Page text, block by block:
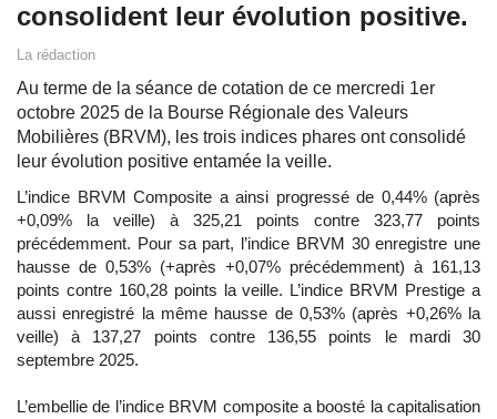
consolident leur évolution positive.
La rédaction
Au terme de la séance de cotation de ce mercredi 1er
octobre 2025 de la Bourse Régionale des Valeurs
Mobilières (BRVM), les trois indices phares ont consolidé
leur évolution positive entamée la veille.
L’indice BRVM Composite a ainsi progressé de 0,44% (après
+0,09% la veille) à 325,21 points contre 323,77 points
précédemment. Pour sa part, l’indice BRVM 30 enregistre une
hausse de 0,53% (+après +0,07% précédemment) à 161,13
points contre 160,28 points la veille. L’indice BRVM Prestige a
aussi enregistré la même hausse de 0,53% (après +0,26% la
veille) à 137,27 points contre 136,55 points le mardi 30
septembre 2025.
L’embellie de l’indice BRVM composite a boosté la capitalisation